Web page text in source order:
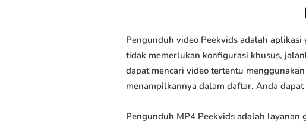
Pengunduh video Peekvids adalah
tidak memerlukan konfigurasi khusus,
dapat mencari video tertentu
menampilkannya dalam daftar. Anda
Pengunduh MP4 Peekvids adalah